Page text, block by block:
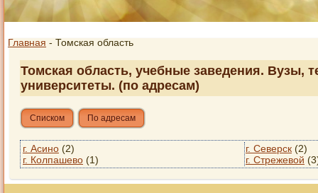
Главная - Томская область
Томская область, учебные заведения. Вузы,
университеты. (по адресам)
Списком По адресам
г. Асино (2)
г. Колпашево (1)
г. Северск (2)
г. Стрежевой